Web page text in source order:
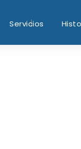
Servicios